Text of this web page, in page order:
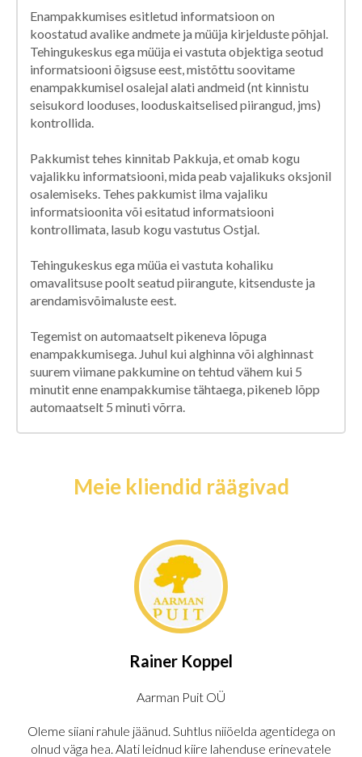
Enampakkumises esitletud informatsioon on
koostatud avalike andmete ja müüja kirjelduste põhjal.
Tehingukeskus ega müüja ei vastuta objektiga seotud
informatsiooni õigsuse eest, mistõttu soovitame
enampakkumisel osalejal alati andmeid (nt kinnistu
seisukord looduses, looduskaitselised piirangud, jms)
kontrollida.
Pakkumist tehes kinnitab Pakkuja, et omab kogu
vajalikku informatsiooni, mida peab vajalikuks oksjonil
osalemiseks. Tehes pakkumist ilma vajaliku
informatsioonita või esitatud informatsiooni
kontrollimata, lasub kogu vastutus Ostjal.
Tehingukeskus ega müüa ei vastuta kohaliku
omavalitsuse poolt seatud piirangute, kitsenduste ja
arendamisvõimaluste eest.
Tegemist on automaatselt pikeneva lõpuga
enampakkumisega. Juhul kui alghinna või alghinnast
suurem viimane pakkumine on tehtud vähem kui 5
minutit enne enampakkumise tähtaega, pikeneb lõpp
automaatselt 5 minuti võrra.
Meie kliendid räägivad
Rainer Koppel
Aarman Puit OÜ
Oleme siiani rahule jäänud. Suhtlus niiöelda agentidega on
olnud väga hea. Alati leidnud kiire lahenduse erinevatele